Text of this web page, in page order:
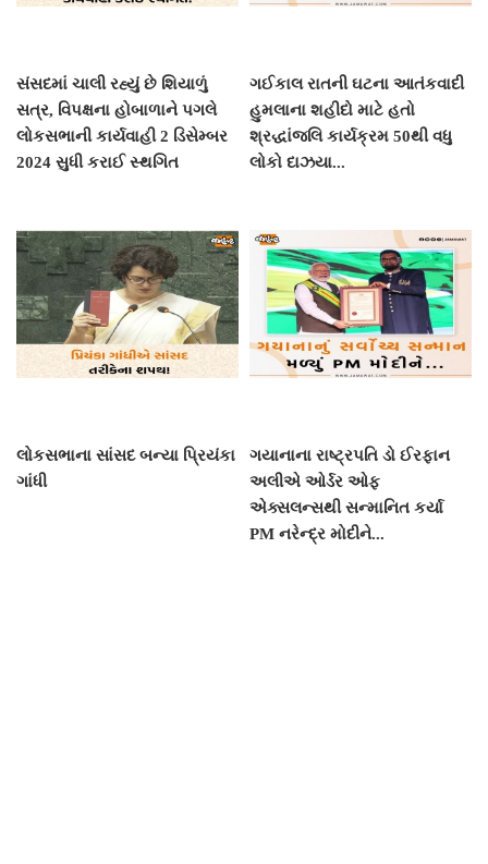
સંસદમાં ચાલી રહ્યું છે શિયાળું
સત્ર, વિપક્ષના હોબાળાને પગલે
લોકસભાની કાર્યવાહી 2 ડિસેમ્બર
2024 સુધી કરાઈ સ્થગિત
ગઈકાલ રાતની ઘટના આતંકવાદી
હુમલાના શહીદો માટે હતો
શ્રદ્ધાંજલિ કાર્યક્રમ 50થી વધુ
લોકો દાઝયા...
લોકસભાના સાંસદ બન્યા પ્રિયંકા
ગાંધી
ગયાનાના રાષ્ટ્રપતિ ડો ઈરફાન
અલીએ ઓર્ડર ઓફ
એક્સલન્સથી સન્માનિત કર્યા
PM નરેન્દ્ર મોદીને...